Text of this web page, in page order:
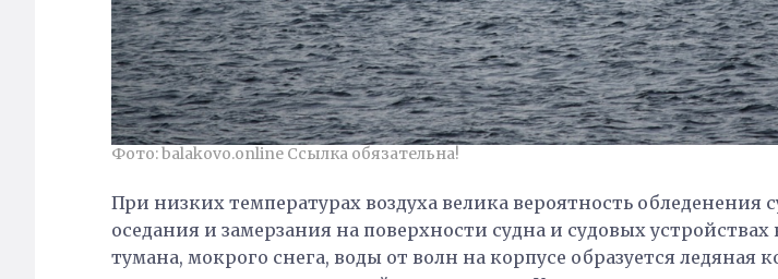
Фото: balakovo.online Ссылка обязательна!
При низких температурах воздуха велика вероятность обледенения
оседания и замерзания на поверхности судна и судовых устройствах
тумана, мокрого снега, воды от волн на корпусе образуется ледяная